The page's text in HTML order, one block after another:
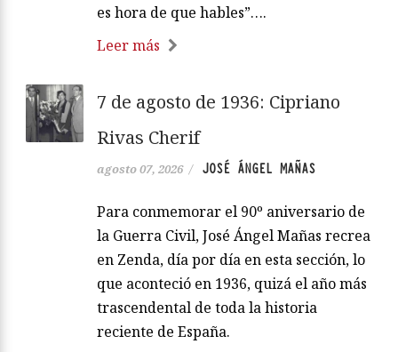
es hora de que hables”….
Leer más
7 de agosto de 1936: Cipriano
Rivas Cherif
agosto 07, 2026 / JOSÉ ÁNGEL MAÑAS
Para conmemorar el 90º aniversario de
la Guerra Civil, José Ángel Mañas recrea
en Zenda, día por día en esta sección, lo
que aconteció en 1936, quizá el año más
trascendental de toda la historia
reciente de España.